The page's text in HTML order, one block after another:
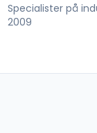
Specialister på
2009